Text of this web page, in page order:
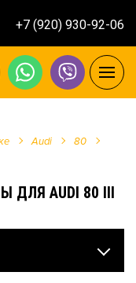
+7 (920) 930-92-06
Audi
80
ДЛЯ AUDI 80 III